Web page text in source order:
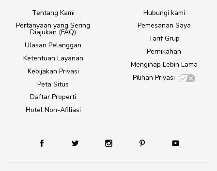
Tentang Kami
Pertanyaan yang Sering
Diajukan (FAQ)
Ulasan Pelanggan
Ketentuan Layanan
Kebijakan Privasi
Peta Situs
Daftar Properti
Hotel Non-Afiliasi
Hubungi kami
Pemesanan Saya
Tarif Grup
Pernikahan
Menginap Lebih Lama
Pilihan Privasi